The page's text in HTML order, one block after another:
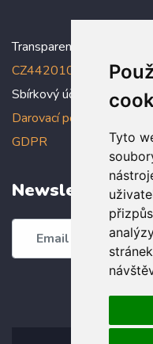
Tyto
Transparentní účet:
Sbírkový účet:
Darovací podmínky
GDPR
Newsletter